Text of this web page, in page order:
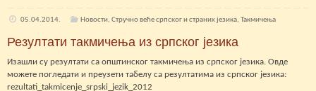
05.04.2014. Новости,Стручно веће српског и страних језика,Такмичења
Резултати такмичења из српског језика
Изашли су резултати са општинског такмичења из српског језика. Овде
можете погледати и преузети табелу са резултатима из српског језика:
rezultati_takmicenje_srpski_jezik_2012